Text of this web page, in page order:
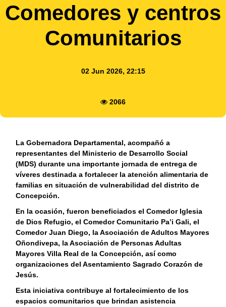
Comedores y centros
Comunitarios
02 Jun 2026, 22:15
2066
La Gobernadora Departamental, acompañó a
representantes del Ministerio de Desarrollo Social
(MDS) durante una importante jornada de entrega de
víveres destinada a fortalecer la atención alimentaria de
familias en situación de vulnerabilidad del distrito de
Concepción.
En la ocasión, fueron beneficiados el Comedor Iglesia
de Dios Refugio, el Comedor Comunitario Pa’i Gali, el
Comedor Juan Diego, la Asociación de Adultos Mayores
Oñondivepa, la Asociación de Personas Adultas
Mayores Villa Real de la Concepción, así como
organizaciones del Asentamiento Sagrado Corazón de
Jesús.
Esta iniciativa contribuye al fortalecimiento de los
espacios comunitarios que brindan asistencia